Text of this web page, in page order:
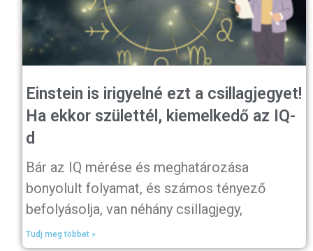
Einstein is irigyelné ezt a csillagjegyet!
Ha ekkor születtél, kiemelkedő az IQ-
d
Bár az IQ mérése és meghatározása
bonyolult folyamat, és számos tényező
befolyásolja, van néhány csillagjegy,
Tudj meg többet »